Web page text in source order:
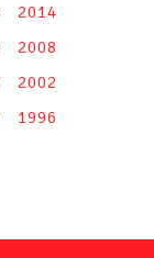
2014
2008
2002
1996